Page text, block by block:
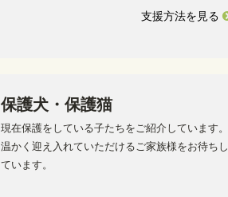
支援方法を見る
保護犬・保護猫
現在保護をしている子たちをご紹介しています。
温かく迎え入れていただけるご家族様をお待ちし
ています。